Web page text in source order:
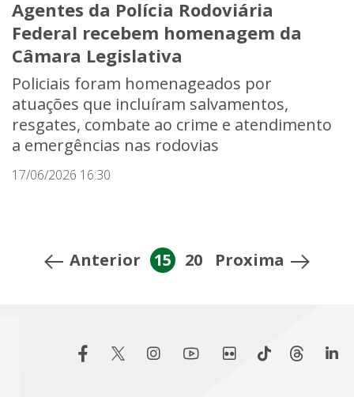
Agentes da Polícia Rodoviária
Federal recebem homenagem da
Câmara Legislativa
Policiais foram homenageados por
atuações que incluíram salvamentos,
resgates, combate ao crime e atendimento
a emergências nas rodovias
17/06/2026 16:30
Anterior 15 20 Proxima